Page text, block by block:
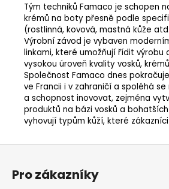
Tým techniků Famaco je schopen
krémů na boty přesně podle
(rostlinná, kovová, mastná kůže
Výrobní závod je vybaven
linkami, které umožňují řídit výrobu
vysokou úroveň kvality vosků,
Společnost Famaco dnes
ve Francii i v zahraničí a spoléhá
a schopnost inovovat, zejména
produktů na bázi vosků a
vyhovují typům kůží, které
Z
Pro zákazníky